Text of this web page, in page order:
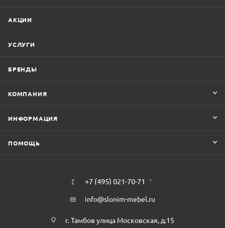
АКЦИИ
УСЛУГИ
БРЕНДЫ
КОМПАНИЯ
ИНФОРМАЦИЯ
ПОМОЩЬ
+7 (495) 021-70-71
info@slonim-mebel.ru
г. Тамбов улица Московская, д.15